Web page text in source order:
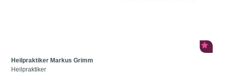
Heilpraktiker Markus Grimm
Heilpraktiker